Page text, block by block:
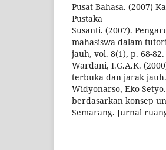
Pusat Bahasa. (2007)
Pustaka
Susanti. (2007).
mahasiswa dalam
jauh, vol. 8(1), p. 68-82.
Wardani, I.G.A.K.
terbuka dan jarak jauh.
Widyonarso, Eko
berdasarkan konsep
Semarang. Jurnal